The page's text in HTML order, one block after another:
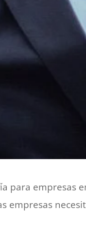
para empresas
empresas